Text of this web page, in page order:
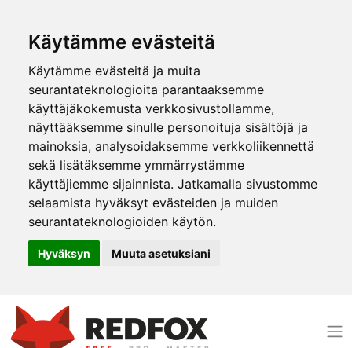
Käytämme evästeitä
Käytämme evästeitä ja muita
seurantateknologioita parantaaksemme
käyttäjäkokemusta verkkosivustollamme,
näyttääksemme sinulle personoituja sisältöjä ja
mainoksia, analysoidaksemme verkkoliikennettä
sekä lisätäksemme ymmärrystämme
käyttäjiemme sijainnista. Jatkamalla sivustomme
selaamista hyväksyt evästeiden ja muiden
seurantateknologioiden käytön.
Hyväksyn Muuta asetuksiani